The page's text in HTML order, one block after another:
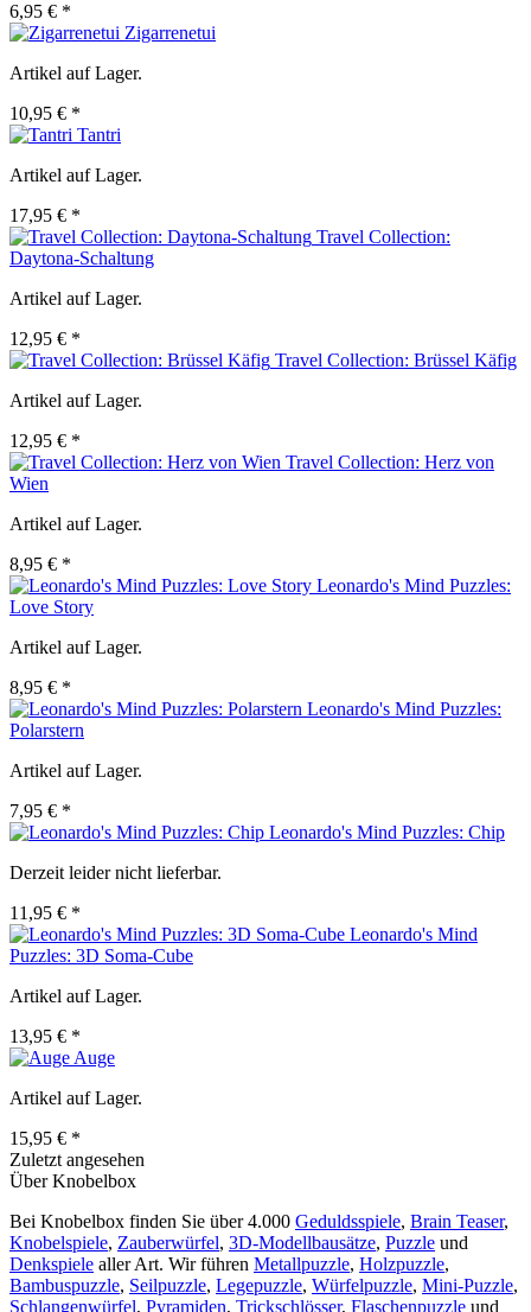
6,95 € *
Zigarrenetui
Artikel auf Lager.
10,95 € *
Tantri
Artikel auf Lager.
17,95 € *
Travel Collection:
Daytona-Schaltung
Artikel auf Lager.
12,95 € *
Travel Collection: Brüssel Käfig
Artikel auf Lager.
12,95 € *
Travel Collection: Herz von
Wien
Artikel auf Lager.
8,95 € *
Leonardo's Mind Puzzles:
Love Story
Artikel auf Lager.
8,95 € *
Leonardo's Mind Puzzles:
Polarstern
Artikel auf Lager.
7,95 € *
Leonardo's Mind Puzzles: Chip
Derzeit leider nicht lieferbar.
11,95 € *
Leonardo's Mind
Puzzles: 3D Soma-Cube
Artikel auf Lager.
13,95 € *
Auge
Artikel auf Lager.
15,95 € *
Zuletzt angesehen
Über Knobelbox
Bei Knobelbox finden Sie über 4.000 Geduldsspiele, Brain Teaser,
Knobelspiele, Zauberwürfel, 3D-Modellbausätze, Puzzle und
Denkspiele aller Art. Wir führen Metallpuzzle, Holzpuzzle,
Bambuspuzzle, Seilpuzzle, Legepuzzle, Würfelpuzzle, Mini-Puzzle,
Schlangenwürfel, Pyramiden, Trickschlösser, Flaschenpuzzle und